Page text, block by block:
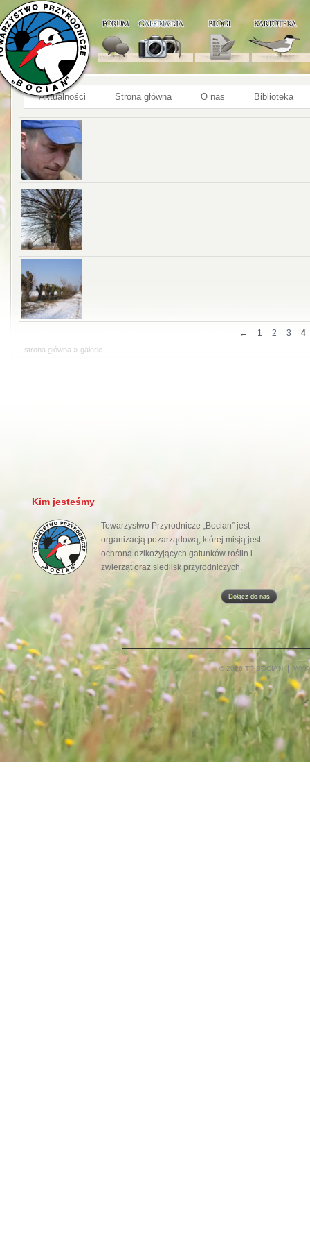
Aktualności Strona główna O nas Biblioteka
Dni Wierzby Głowiastej 2011- Piotrkowice Małe -
»
Dni Wierzby Głowiastej 2011- Piotrkowice Małe -
»
Dzień wierzby głowiastej w Komorowie pod
»
← 1 2 3 4
strona główna » galerie
Kim jesteśmy
Towarzystwo Przyrodnicze „Bocian” jest
organizacją pozarządową, której misją jest
ochrona dzikożyjących gatunków roślin i
zwierząt oraz siedlisk przyrodniczych.
Dołącz do nas
© 2026 TP BOCIAN